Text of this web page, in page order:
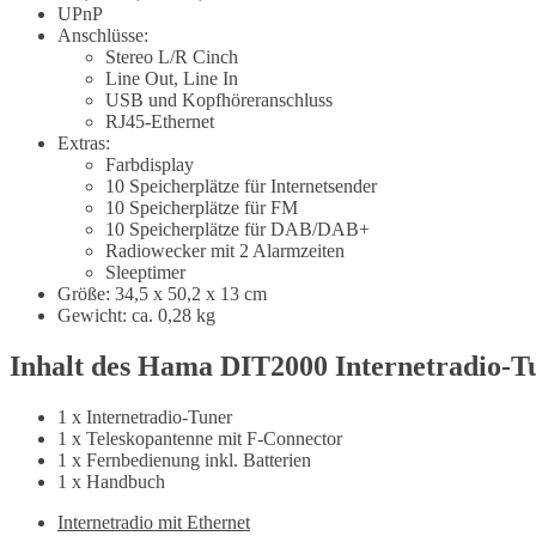
UPnP
Anschlüsse:
Stereo L/R Cinch
Line Out, Line In
USB und Kopfhöreranschluss
RJ45-Ethernet
Extras:
Farbdisplay
10 Speicherplätze für Internetsender
10 Speicherplätze für FM
10 Speicherplätze für DAB/DAB+
Radiowecker mit 2 Alarmzeiten
Sleeptimer
Größe: 34,5 x 50,2 x 13 cm
Gewicht: ca. 0,28 kg
Inhalt des Hama DIT2000 Internetradio-
1 x Internetradio-Tuner
1 x Teleskopantenne mit F-Connector
1 x Fernbedienung inkl. Batterien
1 x Handbuch
Internetradio mit Ethernet